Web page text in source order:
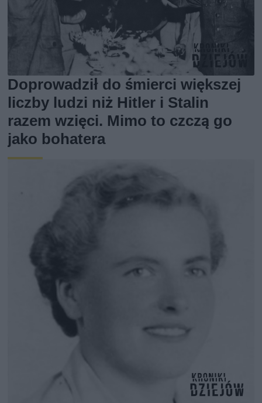
Doprowadził do śmierci większej
liczby ludzi niż Hitler i Stalin
razem wzięci. Mimo to czczą go
jako bohatera